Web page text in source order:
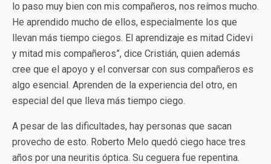
lo paso muy bien con mis compañeros, nos reímos mucho.
He aprendido mucho de ellos, especialmente los que
llevan más tiempo ciegos. El aprendizaje es mitad Cidevi
y mitad mis compañeros”, dice Cristián, quien además
cree que el apoyo y el conversar con sus compañeros es
algo esencial. Aprenden de la experiencia del otro, en
especial del que lleva más tiempo ciego.
A pesar de las dificultades, hay personas que sacan
provecho de esto. Roberto Melo quedó ciego hace tres
años por una neuritis óptica. Su ceguera fue repentina.